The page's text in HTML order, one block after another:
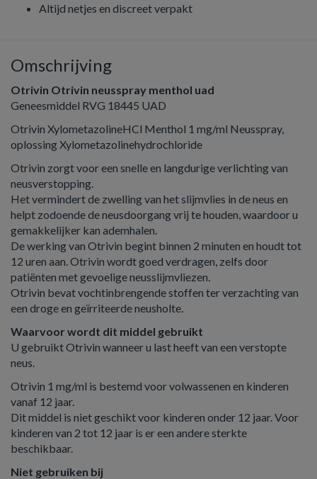
Altijd netjes en discreet verpakt
Omschrijving
Otrivin Otrivin neusspray menthol uad
Geneesmiddel RVG 18445 UAD
Otrivin XylometazolineHCl Menthol 1 mg/ml Neusspray,
oplossing Xylometazolinehydrochloride
Otrivin zorgt voor een snelle en langdurige verlichting van
neusverstopping.
Het vermindert de zwelling van het slijmvlies in de neus en
helpt zodoende de neusdoorgang vrij te houden, waardoor u
gemakkelijker kan ademhalen.
De werking van Otrivin begint binnen 2 minuten en houdt tot
12 uren aan. Otrivin wordt goed verdragen, zelfs door
patiënten met gevoelige neusslijmvliezen.
Otrivin bevat vochtinbrengende stoffen ter verzachting van
een droge en geïrriteerde neusholte.
Waarvoor wordt dit middel gebruikt
U gebruikt Otrivin wanneer u last heeft van een verstopte
neus.
Otrivin 1 mg/ml is bestemd voor volwassenen en kinderen
vanaf 12 jaar.
Dit middel is niet geschikt voor kinderen onder 12 jaar. Voor
kinderen van 2 tot 12 jaar is er een andere sterkte
beschikbaar.
Niet gebruiken bij